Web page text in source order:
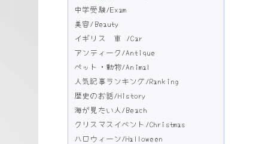
中学受験/Exam
美容/Beauty
イギリス 車 /Car
アンティーク/Antique
ペット・動物/Animal
人気記事ランキング/Ranking
歴史のお話/History
海が見たい人/Beach
クリスマスイベント/Christmas
ハロウィーン/Halloween